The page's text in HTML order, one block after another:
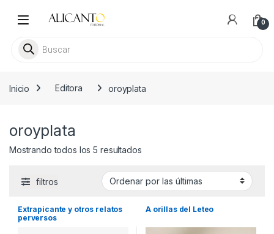
0
Busca libros
Inicio Editora oroyplata
oroyplata
Mostrando todos los 5 resultadosOrdenado por los últimos
filtros
Extrapicante y otros relatos
perversos
A orillas del Leteo